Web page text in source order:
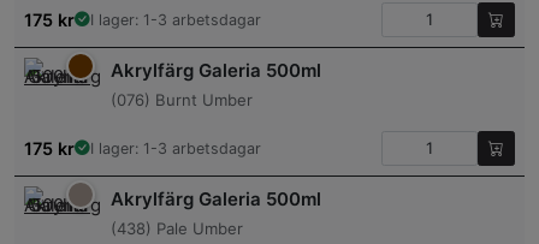
175 kr I lager: 1-3 arbetsdagar
Akrylfärg Galeria 500ml
(076) Burnt Umber
175 kr I lager: 1-3 arbetsdagar
Akrylfärg Galeria 500ml
(438) Pale Umber